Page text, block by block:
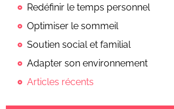
Redéfinir le temps personnel
Optimiser le sommeil
Soutien social et familial
Adapter son environnement
Articles récents